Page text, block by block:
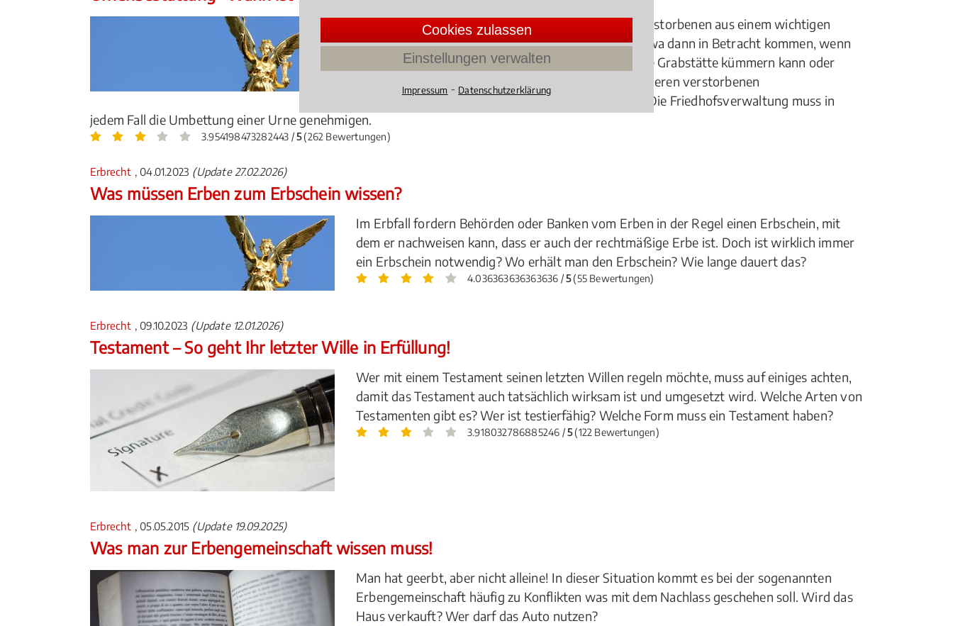
Angehörige haben die Möglichkeit die Urne eines Verstorbenen aus einem wichtigen
Grund umbetten zu lassen. Eine Umbettung kann etwa dann in Betracht kommen, wenn
die Angehörigen wegziehen und sich niemand um die Grabstätte kümmern kann oder
wenn der Verstorbene in einem Familiengrab mit anderen verstorbenen
Familienmitgliedern zusammengeführt werden soll. Die Friedhofsverwaltung muss in
jedem Fall die Umbettung einer Urne genehmigen.
3.954198473282443 /5(262 Bewertungen)
Erbrecht , 04.01.2023 (Update 27.02.2026)
Was müssen Erben zum Erbschein wissen?
Im Erbfall fordern Behörden oder Banken vom Erben in der Regel einen Erbschein, mit
dem er nachweisen kann, dass er auch der rechtmäßige Erbe ist. Doch ist wirklich immer
ein Erbschein notwendig? Wo erhält man den Erbschein? Wie lange dauert das?
4.036363636363636 /5(55 Bewertungen)
Erbrecht , 09.10.2023 (Update 12.01.2026)
Testament – So geht Ihr letzter Wille in Erfüllung!
Wer mit einem Testament seinen letzten Willen regeln möchte, muss auf einiges achten,
damit das Testament auch tatsächlich wirksam ist und umgesetzt wird. Welche Arten von
Testamenten gibt es? Wer ist testierfähig? Welche Form muss ein Testament haben?
3.918032786885246 /5(122 Bewertungen)
Erbrecht , 05.05.2015 (Update 19.09.2025)
Was man zur Erbengemeinschaft wissen muss!
Man hat geerbt, aber nicht alleine! In dieser Situation kommt es bei der sogenannten
Erbengemeinschaft häufig zu Konflikten was mit dem Nachlass geschehen soll. Wird das
Haus verkauft? Wer darf das Auto nutzen?
Cookies zulassen
Einstellungen verwalten
Impressum ⁃ Datenschutzerklärung